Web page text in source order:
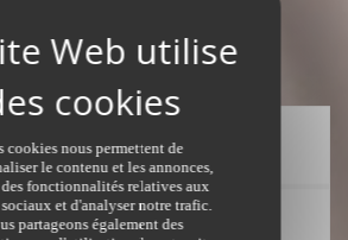
UN BIEN
villes
cookies nous permettent de
le contenu et les annonces,
fonctionnalités relatives aux
et d'analyser notre trafic.
partageons également des